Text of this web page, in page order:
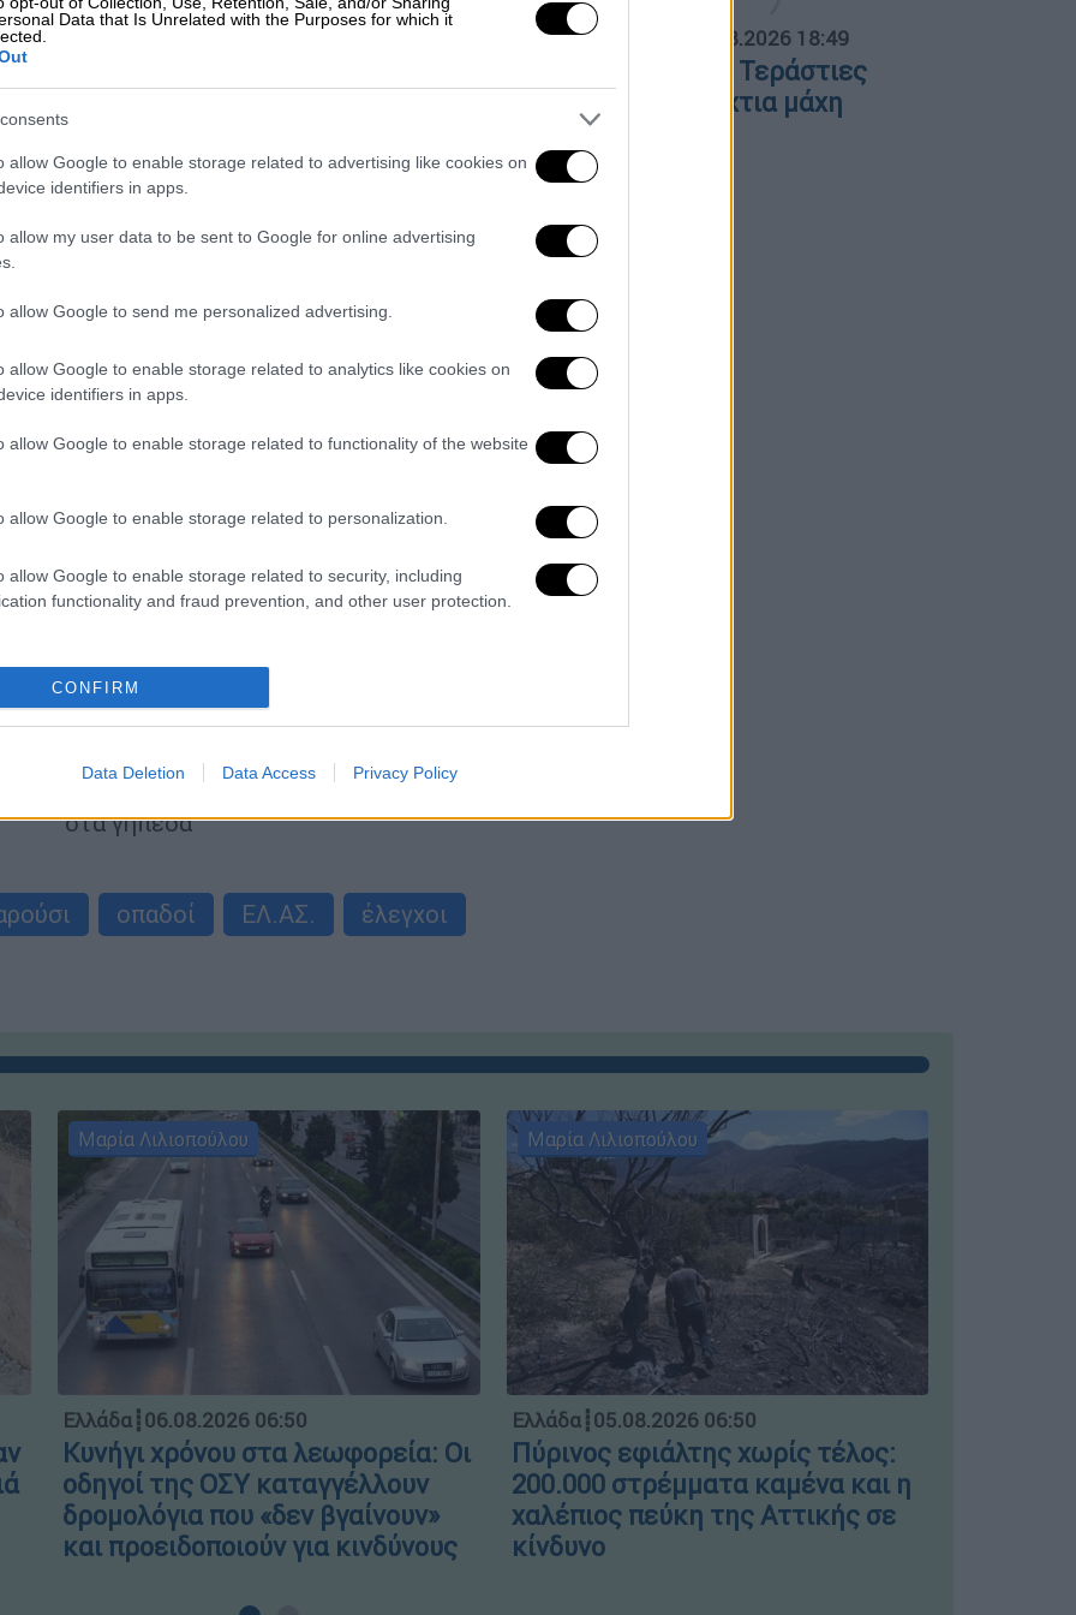
Data that Is Unrelated with the Purposes for which it
allow Google to enable storage related to advertising like cookies on
identifiers in apps.
allow my user data to be sent to Google for online advertising
allow Google to send me personalized advertising.
allow Google to enable storage related to analytics like cookies on
identifiers in apps.
allow Google to enable storage related to functionality of the website
allow Google to enable storage related to personalization.
allow Google to enable storage related to security, including
functionality and fraud prevention, and other user protection.
CONFIRM
Data Deletion Data Access Privacy Policy
λουκέτα συνδέσμους στην Αττική:
και κοντάρια
Σχηματίστηκε δικογραφία
Ελλάδα|04.02.2022 13:09
συνδέσμους ομάδων στην Αττική
προσαγωγές
Αθλητισμός |22.07.2021 09:30
διαμαρτυρίας η 4 - Δεν
διανοούμαστε το διαχωρισμό
συνοπαδών μας
Η ανακοίνωση του συνδέσμου για τον
στα γήπεδα
οπαδοί ΕΛ.ΑΣ.
έλεγχοι
ΑΠΟΣΠΑΣΜΑΤΑ... 06.08.2026 18:49
Φωτιά στη Σκύρο: Τεράστιες
φλόγες και ολονύχτια μάχη
Μαρία Λιλιοπούλου
Ελλάδα┋06.08.2026 06:50
Κυνήγι χρόνου στα λεωφορεία: Οι
οδηγοί της ΟΣΥ καταγγέλλουν
δρομολόγια που «δεν βγαίνουν»
και προειδοποιούν για κινδύνους
Μαρία Λιλιοπούλου
Ελλάδα┋05.08.2026 06:50
Πύρινος εφιάλτης χωρίς τέλος:
200.000 στρέμματα καμένα και η
χαλέπιος πεύκη της Αττικής σε
κίνδυνο